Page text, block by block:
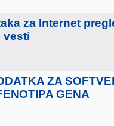
za Internet
vesti
ZA
GENA